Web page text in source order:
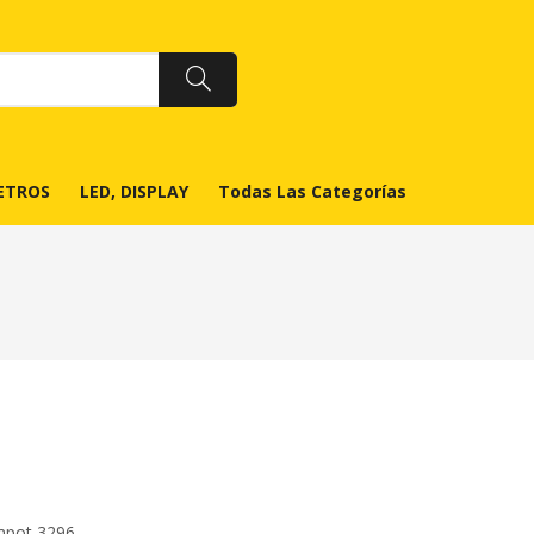
LED, DISPLAY Todas Las Categorías